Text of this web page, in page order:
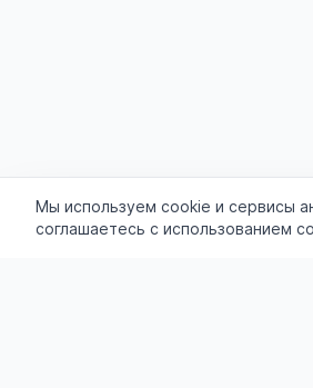
Мы используем cookie и сервисы
соглашаетесь с использованием